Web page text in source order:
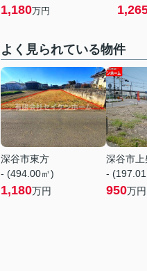
1,180万円
よく見られている物件
深谷市東方
- (494.00㎡)
1,180万円
深谷市上
-
950万円